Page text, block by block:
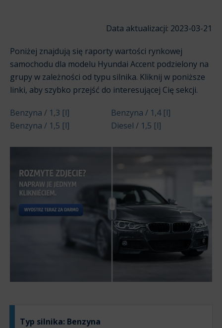
Data aktualizacji: 2023-03-21
Poniżej znajdują się raporty wartości rynkowej
samochodu dla modelu Hyundai Accent podzielony na
grupy w zależności od typu silnika. Kliknij w poniższe
linki, aby szybko przejść do interesującej Cię sekcji.
Benzyna / 1,3 [l]
Benzyna / 1,4 [l]
Benzyna / 1,5 [l]
Diesel / 1,5 [l]
Typ silnika: Benzyna